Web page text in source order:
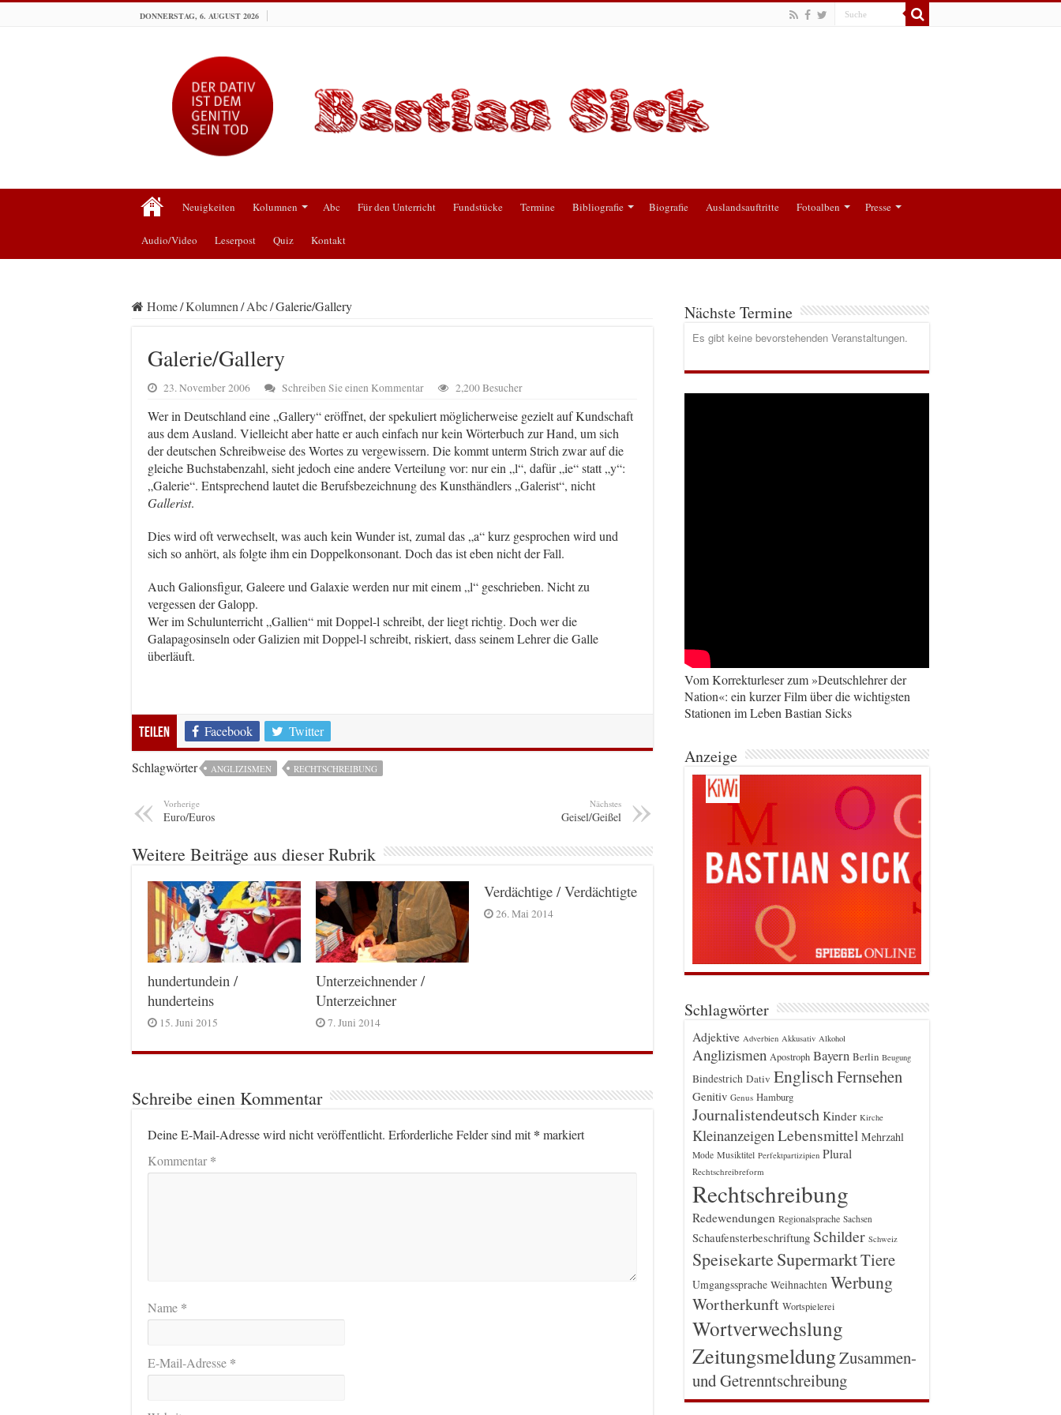
DONNERSTAG, 6. AUGUST 2026
Neuigkeiten Kolumnen Abc Für den Unterricht Fundstücke Termine Bibliografie Biografie Auslandsauftritte Fotoalben Presse
Audio/Video Leserpost Quiz Kontakt
Home/Kolumnen/Abc/Galerie/Gallery
Galerie/Gallery
23. November 2006 Schreiben Sie einen Kommentar 2,200 Besucher
Wer in Deutschland eine „Gallery“ eröffnet, der spekuliert möglicherweise gezielt auf Kundschaft
aus dem Ausland. Vielleicht aber hatte er auch einfach nur kein Wörterbuch zur Hand, um sich
der deutschen Schreibweise des Wortes zu vergewissern. Die kommt unterm Strich zwar auf die
gleiche Buchstabenzahl, sieht jedoch eine andere Verteilung vor: nur ein „l“, dafür „ie“ statt „y“:
„Galerie“. Entsprechend lautet die Berufsbezeichnung des Kunsthändlers „Galerist“, nicht
Gallerist.
Dies wird oft verwechselt, was auch kein Wunder ist, zumal das „a“ kurz gesprochen wird und
sich so anhört, als folgte ihm ein Doppelkonsonant. Doch das ist eben nicht der Fall.
Auch Galionsfigur, Galeere und Galaxie werden nur mit einem „l“ geschrieben. Nicht zu
vergessen der Galopp.
Wer im Schulunterricht „Gallien“ mit Doppel-l schreibt, der liegt richtig. Doch wer die
Galapagosinseln oder Galizien mit Doppel-l schreibt, riskiert, dass seinem Lehrer die Galle
überläuft.
Teilen Facebook Twitter
Schlagwörter ANGLIZISMEN RECHTSCHREIBUNG
Vorherige
Euro/Euros
Nächstes
Geisel/Geißel
Weitere Beiträge aus dieser Rubrik
hundertundein /
hunderteins
15. Juni 2015
Unterzeichnender /
Unterzeichner
7. Juni 2014
Verdächtige / Verdächtigte
26. Mai 2014
Schreibe einen Kommentar
Deine E-Mail-Adresse wird nicht veröffentlicht. Erforderliche Felder sind mit* markiert
Kommentar*
Name *
E-Mail-Adresse *
Nächste Termine
Es gibt keine bevorstehenden Veranstaltungen.
Vom Korrekturleser zum »Deutschlehrer der
Nation«: ein kurzer Film über die wichtigsten
Stationen im Leben Bastian Sicks
Anzeige
Schlagwörter
Adjektive Adverbien Akkusativ Alkohol
Anglizismen Apostroph Bayern Berlin Beugung
Bindestrich Dativ EnglischFernsehen
Genitiv Genus Hamburg
Journalistendeutsch Kinder Kirche
Kleinanzeigen Lebensmittel Mehrzahl
Mode Musiktitel Perfektpartizipien Plural
Rechtschreibreform
Rechtschreibung
Redewendungen Regionalsprache Sachsen
Schaufensterbeschriftung Schilder Schweiz
Speisekarte SupermarktTiere
Umgangssprache Weihnachten Werbung
Wortherkunft Wortspielerei
Wortverwechslung
ZeitungsmeldungZusammen-
und Getrenntschreibung